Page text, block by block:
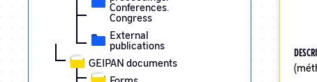
Conferences.
Congress
External
publications
GEIPAN documents